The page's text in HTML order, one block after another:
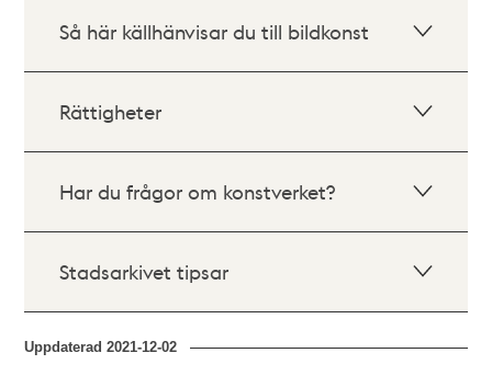
Så här källhänvisar du till bildkonst
Rättigheter
Har du frågor om konstverket?
Stadsarkivet tipsar
Uppdaterad2021-12-02